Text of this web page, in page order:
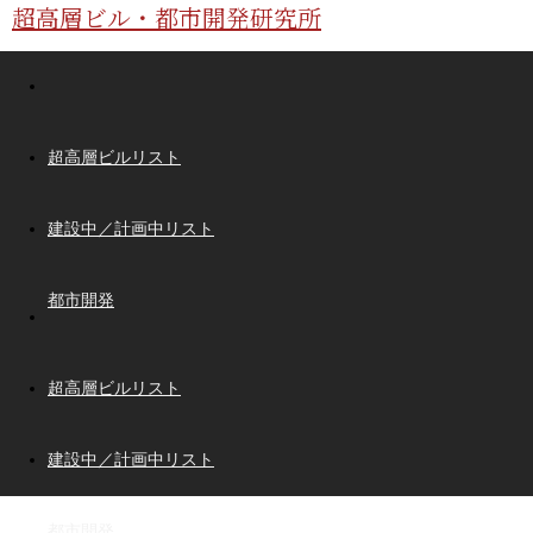
超高層ビル・都市開発研究所
超高層ビルリスト
建設中／計画中リスト
都市開発
超高層ビルリスト
建設中／計画中リスト